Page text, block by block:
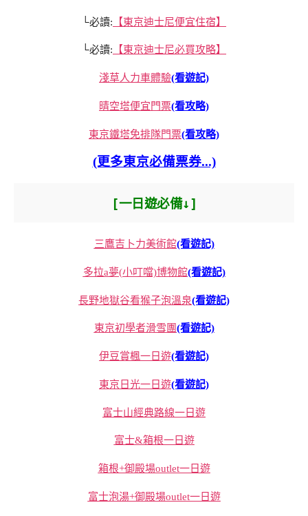
└必讀: 【東京迪士尼便宜住宿】
└必讀: 【東京迪士尼必買攻略】
淺草人力車體驗(看遊記)
晴空塔便宜門票(看攻略)
東京鐵塔免排隊門票(看攻略)
(更多東京必備票券...)
[一日遊必備↓]
三鷹吉卜力美術館(看遊記)
多拉a夢(小叮噹)博物館(看遊記)
長野地獄谷看猴子泡溫泉(看遊記)
東京初學者滑雪團(看遊記)
伊豆賞楓一日遊(看遊記)
東京日光一日遊(看遊記)
富士山經典路線一日遊
富士&箱根一日遊
箱根+御殿場outlet一日遊
富士泡湯+御殿場outlet一日遊